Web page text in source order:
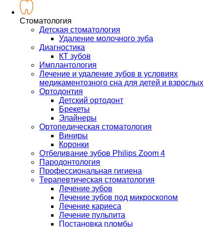
Стоматология
Детская стоматология
Удаление молочного зуба
Диагностика
КТ зубов
Имплантология
Лечение и удаление зубов в условиях
медикаментозного сна для детей и взрослых
Ортодонтия
Детский ортодонт
Брекеты
Элайнеры
Ортопедическая стоматология
Виниры
Коронки
Отбеливание зубов Philips Zoom 4
Пародонтология
Профессиональная гигиена
Терапевтическая стоматология
Лечение зубов
Лечение зубов под микроскопом
Лечение кариеса
Лечение пульпита
Постановка пломбы